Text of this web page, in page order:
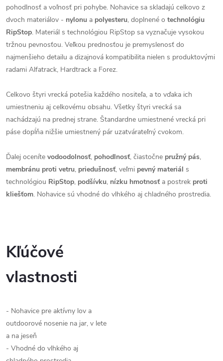
pohodlnosť a voľnosť pri pohybe. Nohavice sa skladajú celkovo z
dvoch materiálov - nylonu a polyesteru, doplnené o technológiu
RipStop. Materiál s technológiou RipStop sa vyznačuje vysokou
tržnou pevnosťou. Veľkou prednosťou je premyslenosť do
najmenšieho detailu a dizajnová kompatibilita nielen s produktovými
radami Alfatrack, Hardtrack a Forez.
Celkovo štyri vrecká potešia každého nositeľa, a to vďaka ich
umiestneniu aj celkovému obsahu. Všetky štyri vrecká sa
nachádzajú na prednej strane. Štandardne umiestnené vrecká pri
páse dopĺňa nižšie umiestnený pár uzatvárateľný cvokom.
Ďalej oceníte vodoodolnosť, pohodlnosť, čiastočne pružný pás,
membránu proti vetru, priedušnosť, veľmi pevný materiál s
technológiou RipStop, podšívku, nízku hmotnosť a postrek proti
kliešťom. Nohavice sú vhodné do vlhkého aj chladného prostredia.
Kľúčové
vlastnosti
- Nohavice pre aktívny lov a
outdoorové nosenie na jar, v lete
a na jeseň
- Vhodné do vlhkého aj